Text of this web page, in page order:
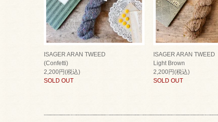
ISAGER ARAN TWEED
(Confetti)
2,200円(税込)
SOLD OUT
ISAGER ARAN TWEED
Light Brown
2,200円(税込)
SOLD OUT